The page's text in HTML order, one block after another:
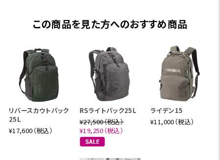
e」との親和性の高さから今回、夢のコラボレーションが実
り引き継がれてきた、魚の目線で自然と一体化するオリジナ
ルの「フィッシュアイ・カモフラージュ」柄をベースに、トトロ・
中トトロ・小トトロ・まっくろくろすけをデザインに落とし込ん
だ「フィッシュアイ・トトロカモ」やオリジナルワッペンを配し
た、全7アイテムをラインアップしました。 ～作品紹介～ この
へんないきものは、まだ日本にいるのです。たぶん。「そりゃス
ゴイ、お化け屋敷に住むのが父さんの夢だったんだ」と、こん
なことを言うお父さんの娘が、小学六年生のサツキと四歳の
メイ。このふたりが、大きな袋にどんぐりをいっぱいつめた、た
ぬきのようでフクロウのようで、クマのような、へんないきも
この商品を見た方へのおすすめ商品
リバースカウトパック
25L
¥17,600（税込）
RSライトパック25L
¥27,500（税込）
¥19,250（税込）
ライデン15
¥11,000（税込）